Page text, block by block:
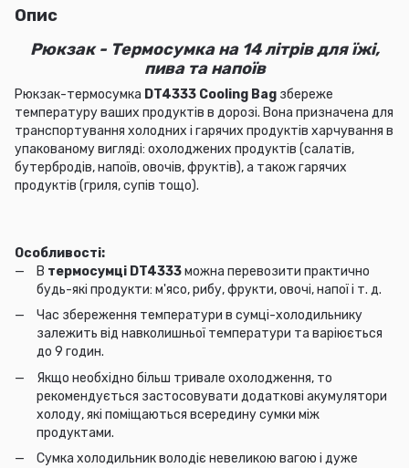
Опис
Рюкзак - Термосумка на 14 літрів для їжі,
пива та напоїв
Рюкзак-термосумка DT4333 Cooling Bag збереже
температуру ваших продуктів в дорозі. Вона призначена для
транспортування холодних і гарячих продуктів харчування в
упакованому вигляді: охолоджених продуктів (салатів,
бутербродів, напоїв, овочів, фруктів), а також гарячих
продуктів (гриля, супів тощо).
Особливості:
В термосумці DT4333можна перевозити практично
будь-які продукти: м'ясо, рибу, фрукти, овочі, напої і т. д.
Час збереження температури в сумці-холодильнику
залежить від навколишньої температури та варіюється
до 9 годин.
Якщо необхідно більш тривале охолодження, то
рекомендується застосовувати додаткові акумулятори
холоду, які поміщаються всередину сумки між
продуктами.
Сумка холодильник володіє невеликою вагою і дуже